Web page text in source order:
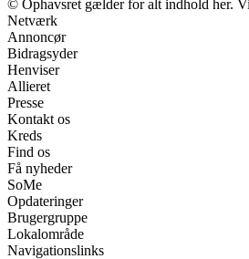
© Ophavsret gælder for alt indhold her.
Netværk
Annoncør
Bidragsyder
Henviser
Allieret
Presse
Kontakt os
Kreds
Find os
Få nyheder
SoMe
Opdateringer
Brugergruppe
Lokalområde
Navigationslinks